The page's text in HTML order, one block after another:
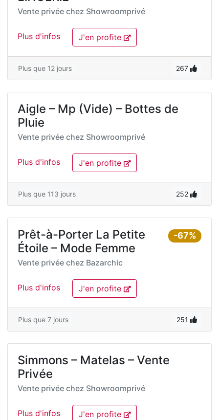
Vente privée chez Showroomprivé
Plus d'infos J'en profite
Plus que 12 jours 267
Aigle – Mp (Vide) – Bottes de
Pluie
Vente privée chez Showroomprivé
Plus d'infos J'en profite
Plus que 113 jours 252
-67%
Prêt-à-Porter La Petite
Étoile – Mode Femme
Vente privée chez Bazarchic
Plus d'infos J'en profite
Plus que 7 jours 251
Simmons – Matelas – Vente
Privée
Vente privée chez Showroomprivé
Plus d'infos J'en profite